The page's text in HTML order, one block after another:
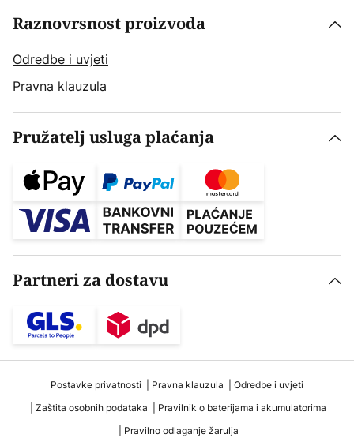
Raznovrsnost proizvoda
Odredbe i uvjeti
Pravna klauzula
Pružatelj usluga plaćanja
Partneri za dostavu
Postavke privatnosti Pravna klauzula
Odredbe i uvjeti
Zaštita osobnih podataka
Pravilnik o baterijama i akumulatorima
Pravilno odlaganje žarulja